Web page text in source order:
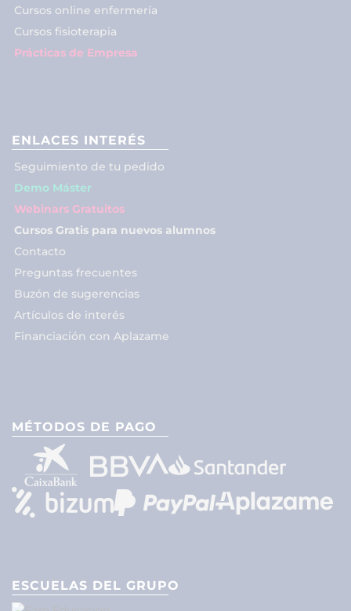
Cursos online enfermería
Cursos fisioterapia
Prácticas de Empresa
ENLACES INTERÉS
Seguimiento de tu pedido
Demo Máster
Webinars Gratuitos
Cursos Gratis para nuevos alumnos
Contacto
Preguntas frecuentes
Buzón de sugerencias
Artículos de interés
Financiación con Aplazame
MÉTODOS DE PAGO
ESCUELAS DEL GRUPO